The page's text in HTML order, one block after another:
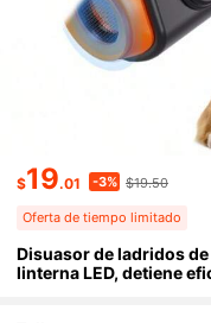
$19.01 -3% $19.50
Oferta de tiempo limitado
Disuasor de ladridos
linterna LED, detiene